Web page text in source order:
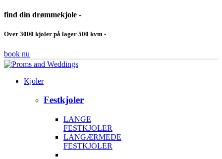
find din drømmekjole -
Over 3000 kjoler på lager 500 kvm -
book nu
Kjoler
Festkjoler
LANGE
FESTKJOLER
LANGÆRMEDE
FESTKJOLER